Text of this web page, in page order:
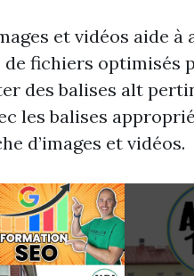
et vidéos aide
fichiers optimisés
des balises alt
les balises
d’images et vidéos.